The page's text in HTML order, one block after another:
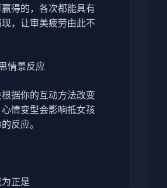
得的，各次都能具有
，让审美疲劳由此不
情景反应
据你的互动方法改变
情变型会影响抵女孩
反应。
正是